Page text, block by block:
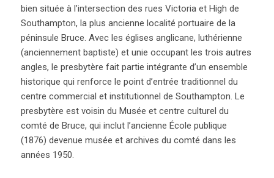
bien située à l’intersection des rues Victoria et High de
Southampton, la plus ancienne localité portuaire de la
péninsule Bruce. Avec les églises anglicane, luthérienne
(anciennement baptiste) et unie occupant les trois autres
angles, le presbytère fait partie intégrante d’un ensemble
historique qui renforce le point d’entrée traditionnel du
centre commercial et institutionnel de Southampton. Le
presbytère est voisin du Musée et centre culturel du
comté de Bruce, qui inclut l’ancienne École publique
(1876) devenue musée et archives du comté dans les
années 1950.